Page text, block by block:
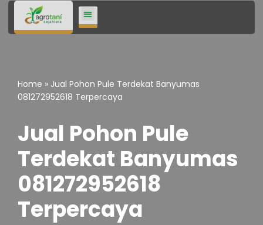
Lompat
Home » Jual Pohon Pule Terdekat Banyumas
081272952618 Terpercaya
Jual Pohon Pule
Terdekat Banyumas
081272952618
Terpercaya